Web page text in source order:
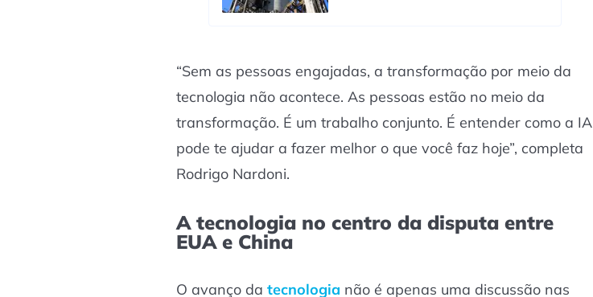
“Sem as pessoas engajadas, a transformação por meio da
tecnologia não acontece. As pessoas estão no meio da
transformação. É um trabalho conjunto. É entender como a IA
pode te ajudar a fazer melhor o que você faz hoje”, completa
Rodrigo Nardoni.
A tecnologia no centro da disputa entre
EUA e China
O avanço da tecnologia não é apenas uma discussão nas